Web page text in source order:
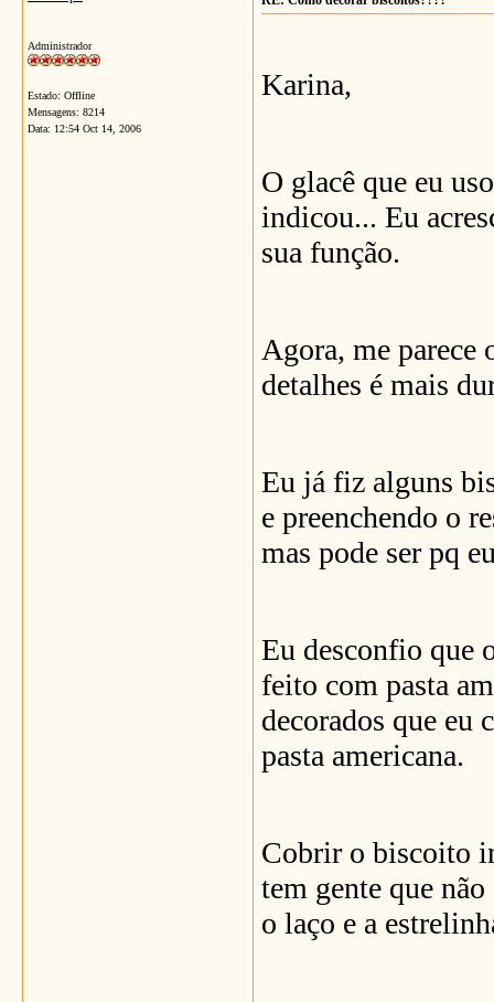
Administrador
Estado: Offline
Mensagens: 8214
Data: 12:54 Oct 14, 2006
Karina,
O glacê que eu
indicou... Eu
sua função.
Agora, me parece
detalhes é mais
Eu já fiz alguns
e preenchendo o
mas pode ser pq
Eu desconfio que
feito com pasta
decorados que eu
pasta americana.
Cobrir o biscoito
tem gente que
o laço e a